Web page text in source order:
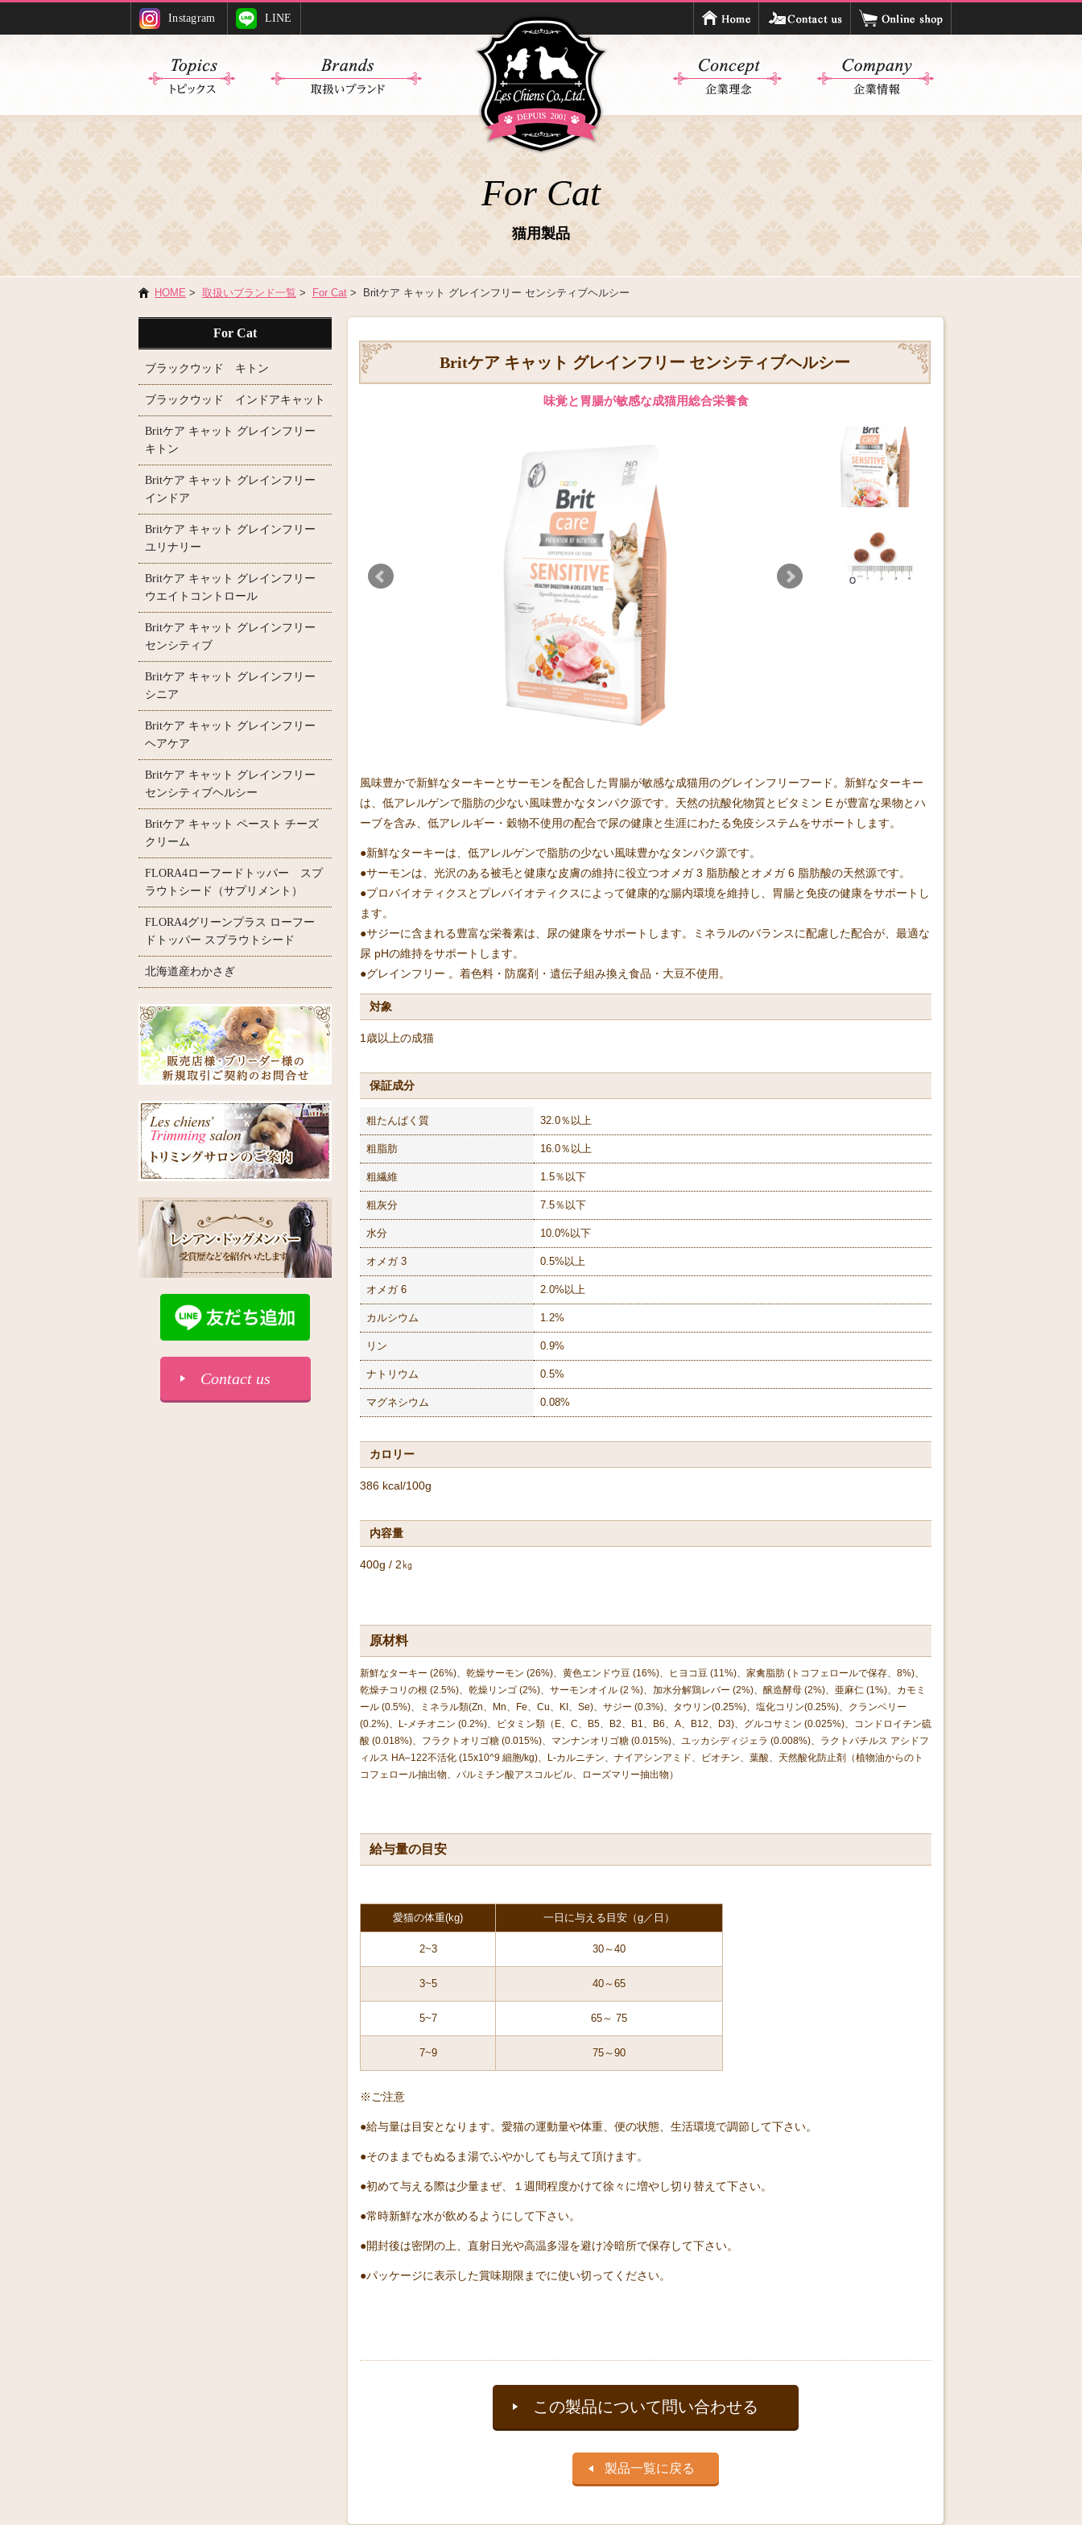
Instagram LINE
For Cat
猫用製品
HOME > 取扱いブランド一覧 > For Cat > Britケア キャット グレインフリー センシティブヘルシー
Britケア キャット グレインフリー センシティブヘルシー
味覚と胃腸が敏感な成猫用総合栄養食
風味豊かで新鮮なターキーとサーモンを配合した胃腸が敏感な成猫用のグレインフリーフード。新鮮なターキー
は、低アレルゲンで脂肪の少ない風味豊かなタンパク源です。天然の抗酸化物質とビタミン E が豊富な果物とハ
ーブを含み、低アレルギー・穀物不使用の配合で尿の健康と生涯にわたる免疫システムをサポートします。
●新鮮なターキーは、低アレルゲンで脂肪の少ない風味豊かなタンパク源です。
●サーモンは、光沢のある被毛と健康な皮膚の維持に役立つオメガ 3 脂肪酸とオメガ 6 脂肪酸の天然源です。
●プロバイオティクスとプレバイオティクスによって健康的な腸内環境を維持し、胃腸と免疫の健康をサポートし
ます。
●サジーに含まれる豊富な栄養素は、尿の健康をサポートします。ミネラルのバランスに配慮した配合が、最適な
尿 pHの維持をサポートします。
●グレインフリー 。着色料・防腐剤・遺伝子組み換え食品・大豆不使用。
対象
1歳以上の成猫
保証成分
粗たんぱく質 32.0％以上
粗脂肪 16.0％以上
粗繊維 1.5％以下
粗灰分 7.5％以下
水分 10.0%以下
オメガ 3 0.5%以上
オメガ 6 2.0%以上
カルシウム 1.2%
リン 0.9%
ナトリウム 0.5%
マグネシウム 0.08%
カロリー
386 kcal/100g
内容量
400g / 2㎏
原材料
新鮮なターキー (26%)、乾燥サーモン (26%)、黄色エンドウ豆 (16%)、ヒヨコ豆 (11%)、家禽脂肪 (トコフェロールで保存、8%)、
乾燥チコリの根 (2.5%)、乾燥リンゴ (2%)、サーモンオイル (2 %)、加水分解鶏レバー (2%)、醸造酵母 (2%)、亜麻仁 (1%)、カモミ
ール (0.5%)、ミネラル類(Zn、Mn、Fe、Cu、KI、Se)、サジー (0.3%)、タウリン(0.25%)、塩化コリン(0.25%)、クランベリー
(0.2%)、L-メチオニン (0.2%)、ビタミン類（E、C、B5、B2、B1、B6、A、B12、D3)、グルコサミン (0.025%)、コンドロイチン硫
酸 (0.018%)、フラクトオリゴ糖 (0.015%)、マンナンオリゴ糖 (0.015%)、ユッカシディジェラ (0.008%)、ラクトバチルス アシドフ
ィルス HA–122不活化 (15x10^9 細胞/kg)、L-カルニチン、ナイアシンアミド、ビオチン、葉酸、天然酸化防止剤（植物油からのト
コフェロール抽出物、パルミチン酸アスコルビル、ローズマリー抽出物）
給与量の目安
愛猫の体重(kg) 一日に与える目安（g／日）
2~3 30～40
3~5 40～65
5~7 65～ 75
7~9 75～90
※ご注意
●給与量は目安となります。愛猫の運動量や体重、便の状態、生活環境で調節して下さい。
●そのままでもぬるま湯でふやかしても与えて頂けます。
●初めて与える際は少量まぜ、１週間程度かけて徐々に増やし切り替えて下さい。
●常時新鮮な水が飲めるようにして下さい。
●開封後は密閉の上、直射日光や高温多湿を避け冷暗所で保存して下さい。
●パッケージに表示した賞味期限までに使い切ってください。
この製品について問い合わせる
製品一覧に戻る
For Cat
ブラックウッド キトン
ブラックウッド インドアキャット
Britケア キャット グレインフリー
キトン
Britケア キャット グレインフリー
インドア
Britケア キャット グレインフリー
ユリナリー
Britケア キャット グレインフリー
ウエイトコントロール
Britケア キャット グレインフリー
センシティブ
Britケア キャット グレインフリー
シニア
Britケア キャット グレインフリー
ヘアケア
Britケア キャット グレインフリー
センシティブヘルシー
Britケア キャット ペースト チーズ
クリーム
FLORA4ローフードトッパー スプ
ラウトシード（サプリメント）
FLORA4グリーンプラス ローフー
ドトッパー スプラウトシード
北海道産わかさぎ
Contact us